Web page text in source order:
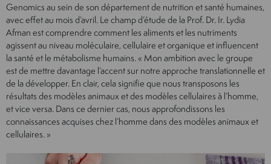
Genomics au sein de son département de nutrition et santé humaines,
avec effet au mois d’avril. Le champ d’étude de la Prof. Dr. Ir. Lydia
Afman est comprendre comment les aliments et les nutriments
agissent au niveau moléculaire, cellulaire et organique et influencent
la santé et le métabolisme humains. « Mon ambition avec le groupe
est de mettre davantage l’accent sur notre approche translationnelle et
de la développer. En clair, cela signifie que nous transposons les
résultats des modèles animaux et des modèles cellulaires à l’homme,
et vice versa. Dans ce dernier cas, nous approfondissons les
connaissances acquises chez l’homme dans des modèles animaux et
cellulaires. »